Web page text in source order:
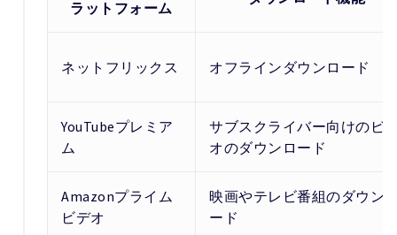
ラットフォーム
ネットフリックス オフラインダウンロード
YouTubeプレミア
ム
サブスクライバー向けのビ
オのダウンロード
Amazonプライム
ビデオ
映画やテレビ番組のダウン
ード